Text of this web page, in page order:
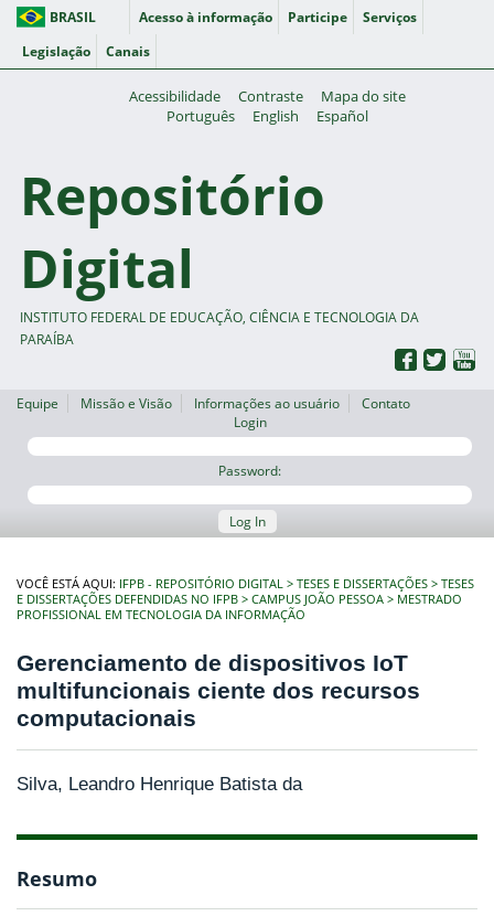
BRASIL Acesso à informação Participe
Serviços
Legislação
Canais
Acessibilidade Contraste
Mapa do site
Português
English Español
Repositório
Digital
INSTITUTO FEDERAL DE EDUCAÇÃO, CIÊNCIA E TECNOLOGIA DA
PARAÍBA
Equipe Missão e Visão Informações ao usuário
Contato
Login
Password:
Log In
VOCÊ ESTÁ AQUI: IFPB - REPOSITÓRIO DIGITAL TESES E DISSERTAÇÕES
TESES
E DISSERTAÇÕES DEFENDIDAS NO IFPB
CAMPUS JOÃO PESSOA
MESTRADO
PROFISSIONAL EM TECNOLOGIA DA INFORMAÇÃO
Gerenciamento de dispositivos IoT
multifuncionais ciente dos recursos
computacionais
Silva, Leandro Henrique Batista da
Resumo